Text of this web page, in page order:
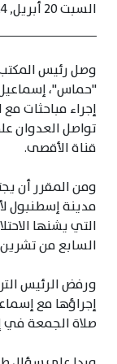
السبت 20 أبريل, 2024
وصل رئيس
"حماس"، إسماعيل
إجراء مباحثات
تواصل العدوان
قناة الأقصى.
ومن المقرر أن
مدينة إسطنبول
التي يشنها
السابع من تشرين
ورفض الرئيس
إجراؤها مع
صلاة الجمعة في